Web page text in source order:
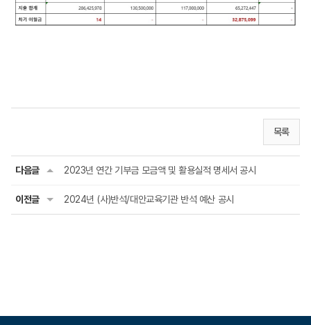
목록
다음글 2023년 연간 기부금 모금액 및 활용실적 명세서 공시
이전글 2024년 (사)반석/대안교육기관 반석 예산 공시